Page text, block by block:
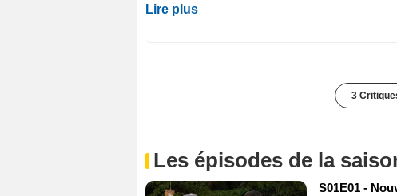
Lire plus
3
Les épisodes de la
S01E01 -